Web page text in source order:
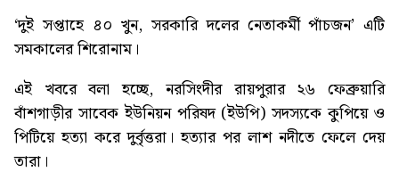
‘দুই সপ্তাহে ৪০ খুন, সরকারি দলের নেতাকর্মী পাঁচজন’ এটি
সমকালের শিরোনাম।
এই খবরে বলা হচ্ছে, নরসিংদীর রায়পুরার ২৬ ফেব্রুয়ারি
বাঁশগাড়ীর সাবেক ইউনিয়ন পরিষদ (ইউপি) সদস্যকে কুপিয়ে ও
পিটিয়ে হত্যা করে দুর্বৃত্তরা। হত্যার পর লাশ নদীতে ফেলে দেয়
তারা।